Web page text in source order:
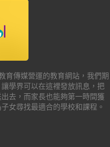
育傳媒營運的教育網站，我們期
學界可以在這裡發放訊息，把
去，而家長也能夠第一時間獲
女尋找最適合的學校和課程。